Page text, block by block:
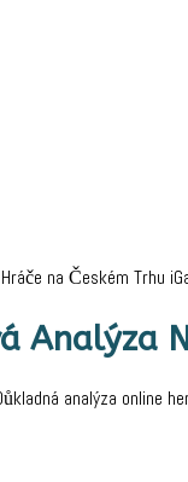
na Českém Trhu
Analýza
analýza online